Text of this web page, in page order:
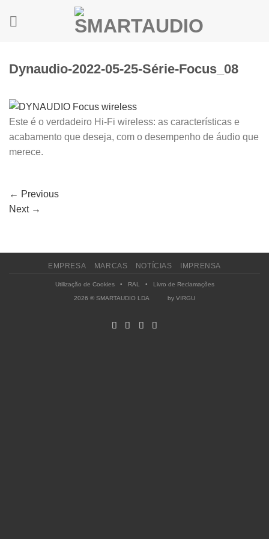
Dynaudio-2022-05-25-Série-Focus_08
Este é o verdadeiro Hi-Fi wireless: as características e
acabamento que deseja, com o desempenho de áudio que
merece.
← Previous
Next →
EMPRESA MARCAS NOTÍCIAS IMPRENSA
Utilização de Cookies• RAL • Livro de Reclamações
2026 © SMARTAUDIO LDA by VIRGU